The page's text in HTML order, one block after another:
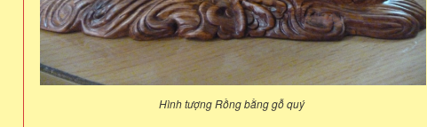
Hình tượng Rồng bằng gỗ quý